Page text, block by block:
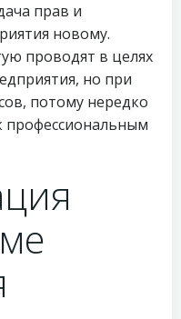
прав и
новому.
проводят в целях
но при
потому нередко
профессиональным